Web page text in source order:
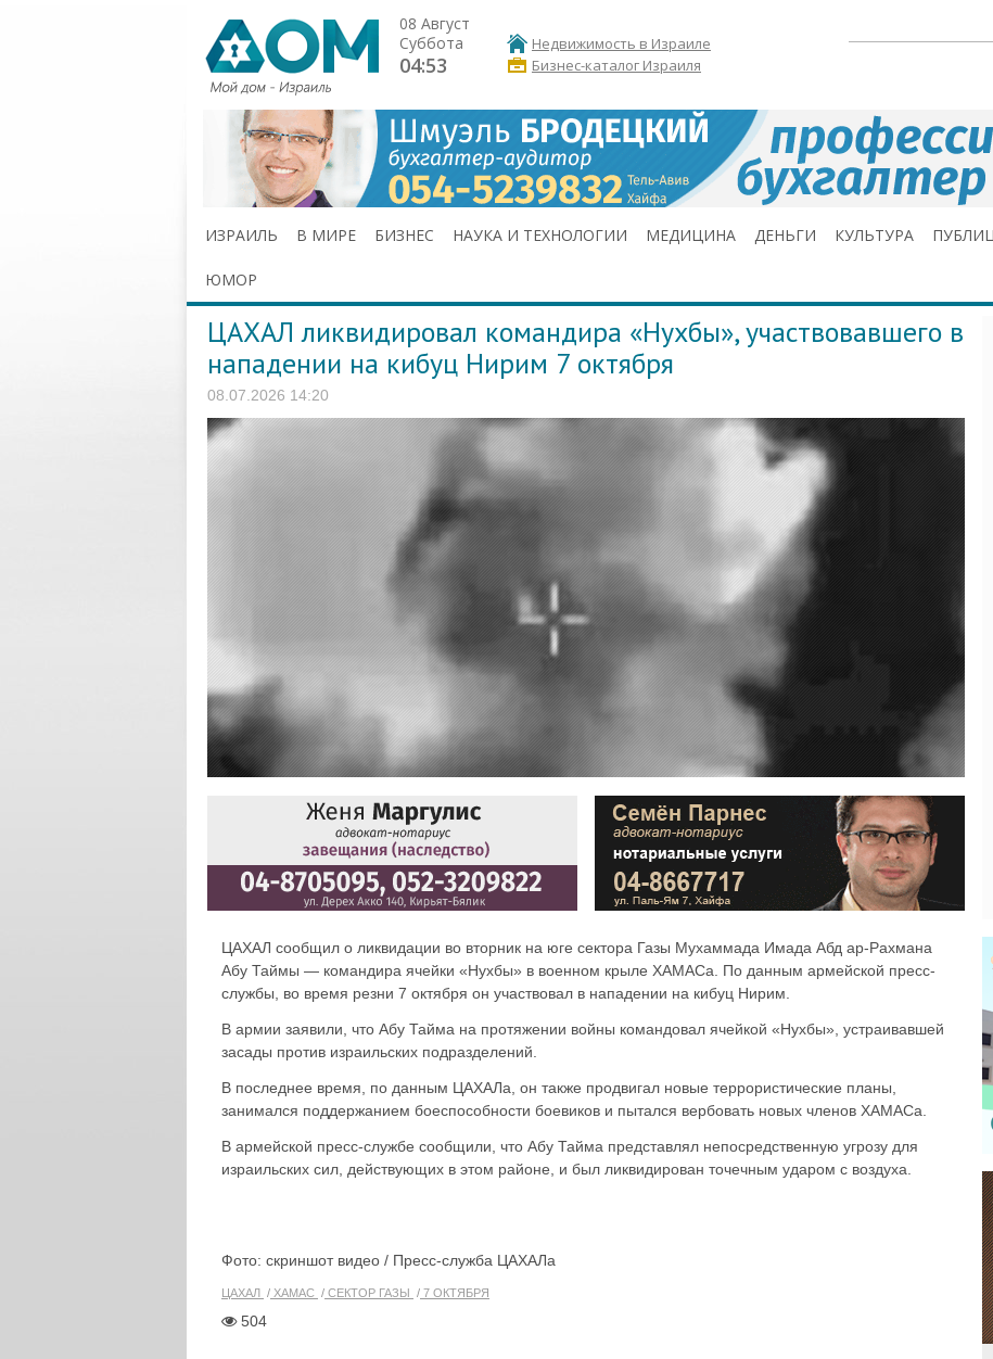
08 Август
Суббота
04:53
Недвижимость в Израиле
Бизнес-каталог Израиля
ИЗРАИЛЬ В МИРЕ БИЗНЕС НАУКА И ТЕХНОЛОГИИ МЕДИЦИНА ДЕНЬГИ КУЛЬТУРА
ЮМОР
ЦАХАЛ ликвидировал командира «Нухбы», участвовавшего в
нападении на кибуц Нирим 7 октября
08.07.2026 14:20
ЦАХАЛ сообщил о ликвидации во вторник на юге сектора Газы Мухаммада Имада Абд ар-Рахмана
Абу Таймы — командира ячейки «Нухбы» в военном крыле ХАМАСа. По данным армейской пресс-
службы, во время резни 7 октября он участвовал в нападении на кибуц Нирим.
В армии заявили, что Абу Тайма на протяжении войны командовал ячейкой «Нухбы», устраивавшей
засады против израильских подразделений.
В последнее время, по данным ЦАХАЛа, он также продвигал новые террористические планы,
занимался поддержанием боеспособности боевиков и пытался вербовать новых членов ХАМАСа.
В армейской пресс-службе сообщили, что Абу Тайма представлял непосредственную угрозу для
израильских сил, действующих в этом районе, и был ликвидирован точечным ударом с воздуха.
Фото: скриншот видео / Пресс-служба ЦАХАЛа
ЦАХАЛ ХАМАС СЕКТОР ГАЗЫ 7 ОКТЯБРЯ
504